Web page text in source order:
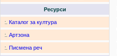
Ресурси
:. Каталог за култура
:. Артзона
:. Писмена реч